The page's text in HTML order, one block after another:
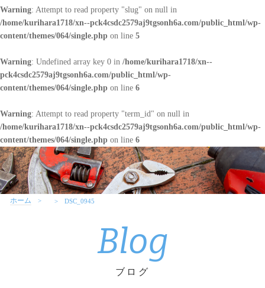
Warning: Attempt to read property "slug" on null in
/home/kurihara1718/xn--pck4csdc2579aj9tgsonh6a.com/public_html/wp-
content/themes/064/single.php on line 5
Warning: Undefined array key 0 in /home/kurihara1718/xn--
pck4csdc2579aj9tgsonh6a.com/public_html/wp-
content/themes/064/single.php on line 6
Warning: Attempt to read property "term_id" on null in
/home/kurihara1718/xn--pck4csdc2579aj9tgsonh6a.com/public_html/wp-
content/themes/064/single.php on line 6
ホーム DSC_0945
Blog
ブログ